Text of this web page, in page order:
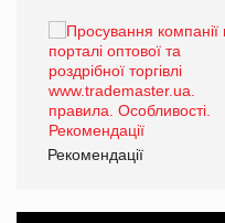
Рекомендації